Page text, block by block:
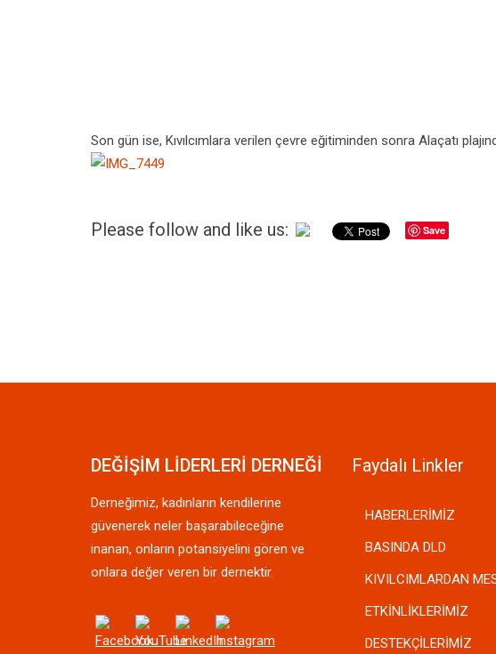
Son gün ise, Kıvılcımlara verilen çevre eğitiminden sonra Alaçatı
Please follow and like us: Save
DEĞİŞİM LİDERLERİ DERNEĞİ
Derneğimiz, kadınların kendilerine
güvenerek neler başarabileceğine
inanan, onların potansiyelini gören ve
onlara değer veren bir dernektir.
Faydalı Linkler
HABERLERİMİZ
BASINDA DLD
KIVILCIMLARDAN
ETKİNLİKLERİMİZ
DESTEKÇİLERİMİZ